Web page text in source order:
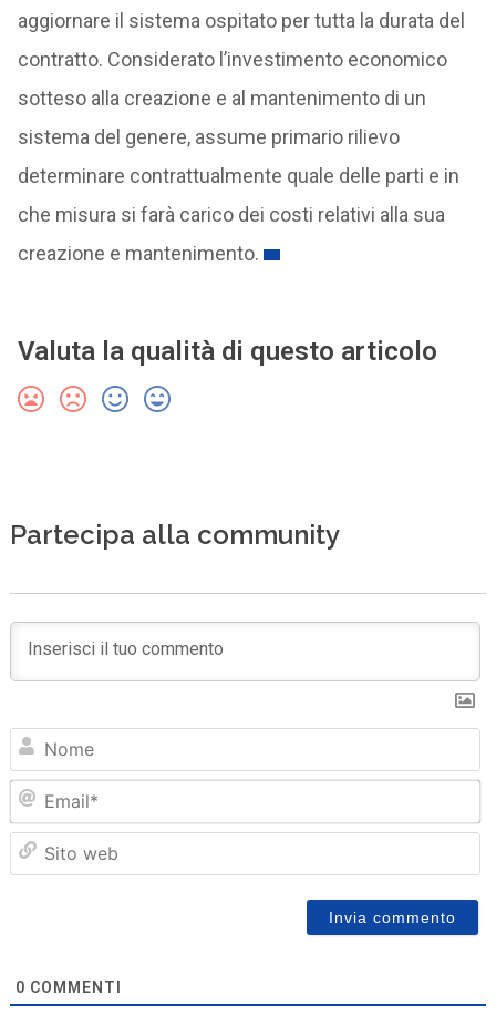
aggiornare il sistema ospitato per tutta la durata del
contratto. Considerato l’investimento economico
sotteso alla creazione e al mantenimento di un
sistema del genere, assume primario rilievo
determinare contrattualmente quale delle parti e in
che misura si farà carico dei costi relativi alla sua
creazione e mantenimento.
Valuta la qualità di questo articolo
Partecipa alla community
0 COMMENTI